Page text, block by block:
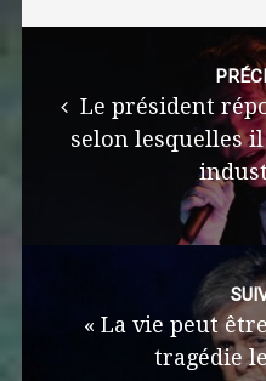
Le président
selon lesquelles
« La vie peut
tragédie